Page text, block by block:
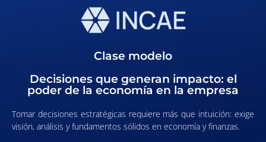
Clase modelo
Decisiones que generan impacto: el
poder de la economía en la empresa
Tomar decisiones estratégicas requiere más que intuición: exige
visión, análisis y fundamentos sólidos en economía y finanzas.